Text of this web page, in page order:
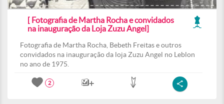
[ Fotografia de Martha Rocha e convidados
na inauguração da Loja Zuzu Angel]
Fotografia de Martha Rocha, Bebeth Freitas e outros
convidados na inauguração da loja Zuzu Angel no Leblon
no ano de 1975.
2